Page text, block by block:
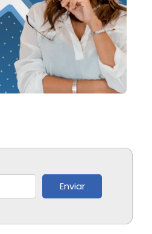
Enviar